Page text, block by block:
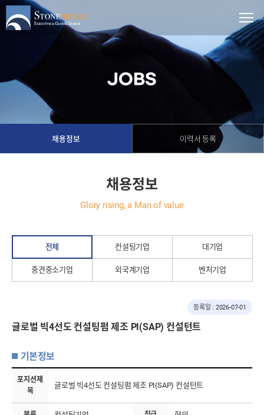
JOBS
채용정보 이력서 등록
채용정보
Glory rising, a Man of value
전체 컨설팅기업 대기업
중견중소기업 외국계기업 벤처기업
글로벌 빅4선도 컨설팅펌 제조 PI(SAP) 컨설턴트
등록일 : 2026-07-01
기본정보
포지션제
목
글로벌 빅4선도 컨설팅펌 제조 PI(SAP) 컨설턴트